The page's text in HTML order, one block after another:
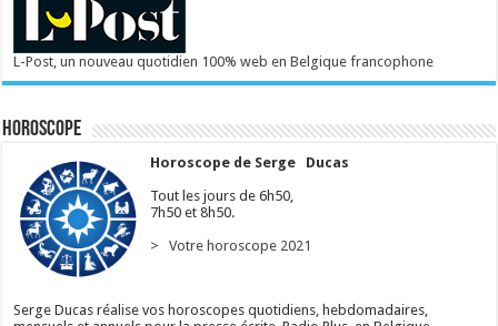
L-Post, un nouveau quotidien 100% web en Belgique francophone
Horoscope
Horoscope de Serge Ducas
Tout les jours de 6h50,
7h50 et 8h50.
> Votre horoscope 2021
Serge Ducas réalise vos horoscopes quotidiens, hebdomadaires,